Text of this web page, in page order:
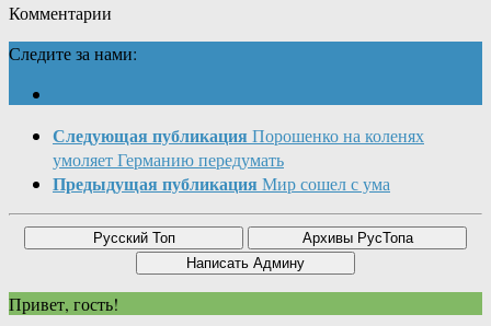
Комментарии
Следите за нами:
Следующая публикация Порошенко на коленях
умоляет Германию передумать
Предыдущая публикация Мир сошел с ума
Привет, гость!